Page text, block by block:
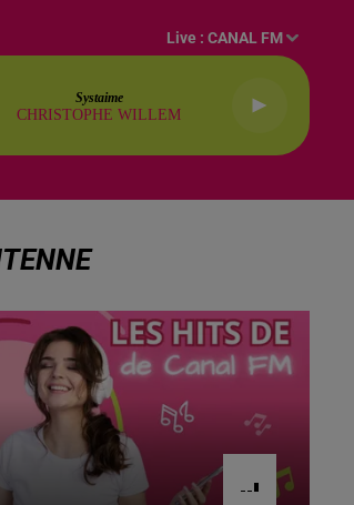
Live :CANAL FM
Systaime
CHRISTOPHE WILLEM